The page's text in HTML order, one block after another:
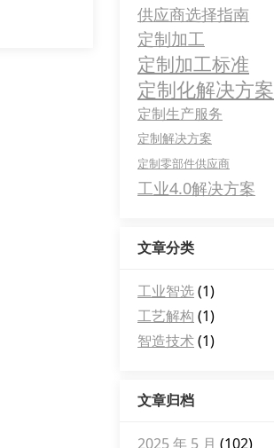
供应商选择指南
定制加工
定制加工标准
定制化解决方案
定制生产服务
定制解决方案
定制零部件供应商
工业4.0解决方案
文章分类
工业智选(1)
工艺解构 (1)
智造技术(1)
文章归档
2025 年 5 月 (102)